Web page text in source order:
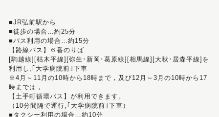
■JR弘前駅から
■徒歩の場合…約25分
■バス利用の場合…約15分
【路線バス】６番のりば
[駒越線][枯木平線][弥生･新岡･葛原線][相馬線][大秋･居森平線]を
利用し,｢大学病院前｣下車
※4月～11月の10時から18時まで，及び12月～3月の10時から17
時までは，
【土手町循環バス】が利用できます。
（10分間隔で運行,｢大学病院前｣下車）
■タクシー利用の場合…約10分